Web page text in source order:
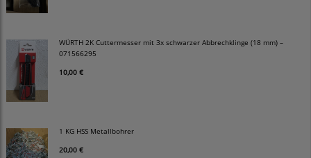
WÜRTH 2K Cuttermesser mit 3x schwarzer Abbrechklinge (18 mm) –
071566295
10,00 €
1 KG HSS Metallbohrer
20,00 €